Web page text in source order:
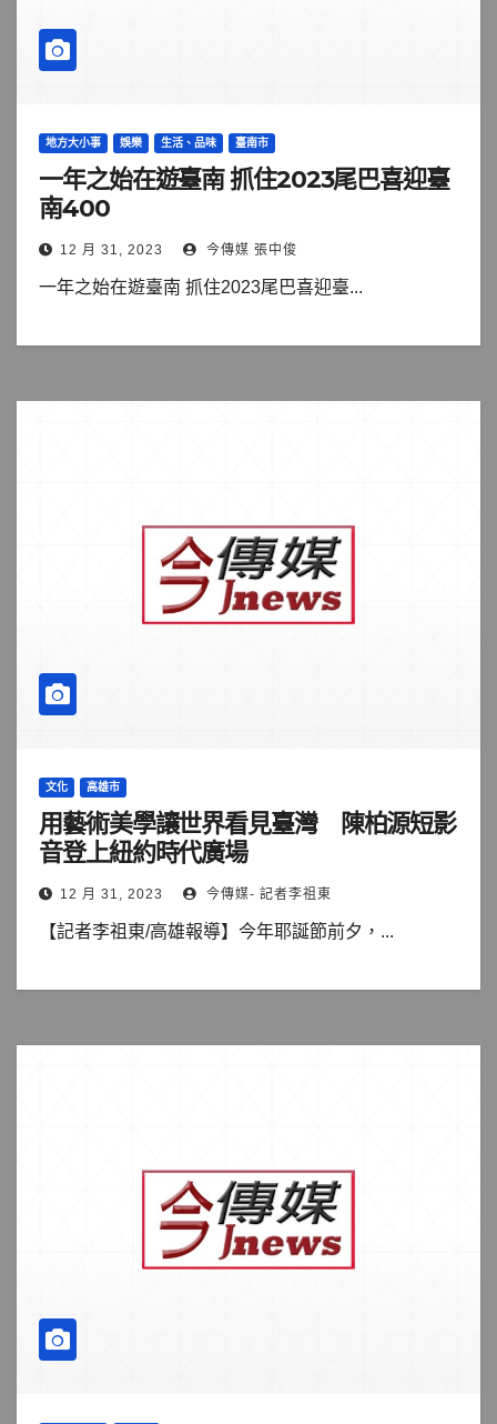
地方大小事 娛樂 生活、品味 臺南市
一年之始在遊臺南 抓住2023尾巴喜迎臺
南400
12 月 31, 2023 今傳媒 張中俊
一年之始在遊臺南 抓住2023尾巴喜迎臺...
文化 高雄市
用藝術美學讓世界看見臺灣 陳柏源短影
音登上紐約時代廣場
12 月 31, 2023 今傳媒- 記者李祖東
【記者李祖東/高雄報導】今年耶誕節前夕，...